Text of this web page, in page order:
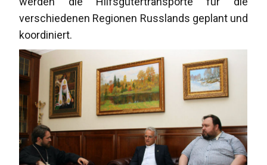
verschiedenen Regionen Russlands geplant und
koordiniert.